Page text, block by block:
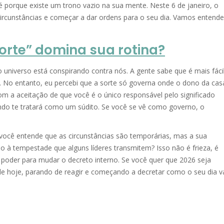
existe um trono vazio na sua mente. Neste 6 de janeiro, o
e começar a dar ordens para o seu dia. Vamos
domina sua rotina?
está conspirando contra nós. A gente sabe que é mais fácil
entanto, eu percebi que a sorte só governa onde o dono da
a aceitação de que você é o único responsável pelo significado
te tratará como um súdito. Se você se vê como governo, o
entende que as circunstâncias são temporárias, mas a sua
à tempestade que alguns líderes transmitem? Isso não é frieza, é
para mudar o decreto interno. Se você quer que 2026 seja
hoje, parando de reagir e começando a decretar como o seu dia